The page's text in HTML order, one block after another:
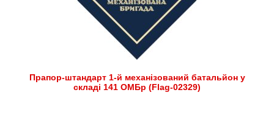
Прапор-штандарт 1-й механізований батальйон у
складі 141 ОМБр (Flag-02329)